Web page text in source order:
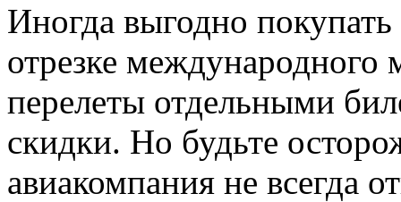
Иногда выгодно
отрезке международного
перелеты отдельными
скидки. Но будьте
авиакомпания не всегда